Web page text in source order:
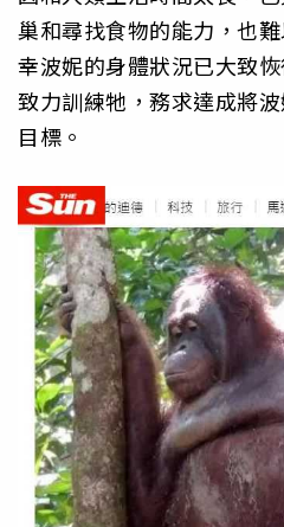
巢和尋找食物的能力，也
幸波妮的身體狀況已大致
致力訓練牠，務求達成將
目標。